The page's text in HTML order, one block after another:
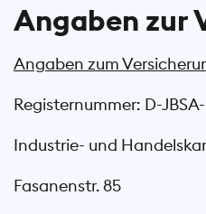
Angaben zur
Angaben zum
Registernummer: D-
Industrie- und
Fasanenstr. 85